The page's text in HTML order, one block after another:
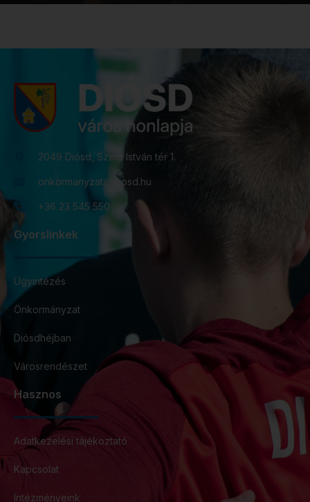
2049 Diósd, Szent István tér 1.
onkormanyzat@diosd.hu
+36 23 545 550
Gyorslinkek
Ügyintézés
Önkormányzat
Diósdhéjban
Városrendészet
Hasznos
Adatkezelési tájékoztató
Kapcsolat
Intézményeink